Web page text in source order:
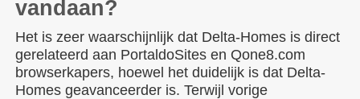
vandaan?
Het is zeer waarschijnlijk dat Delta-Homes is direct
gerelateerd aan PortaldoSites en Qone8.com
browserkapers, hoewel het duidelijk is dat Delta-
Homes geavanceerder is. Terwijl vorige